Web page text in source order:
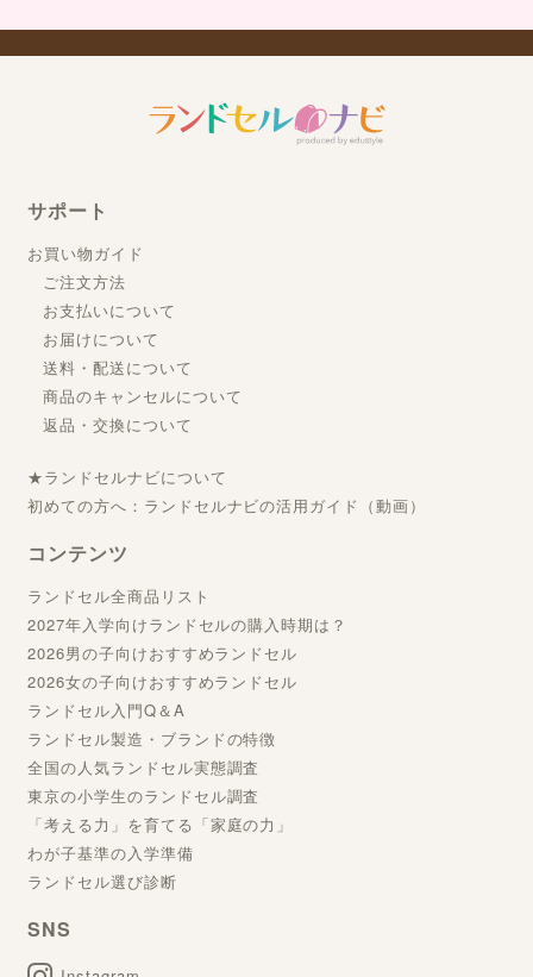
サポート
お買い物ガイド
ご注文方法
お支払いについて
お届けについて
送料・配送について
商品のキャンセルについて
返品・交換について
★ランドセルナビについて
初めての方へ：ランドセルナビの活用ガイド（動画）
コンテンツ
ランドセル全商品リスト
2027年入学向けランドセルの購入時期は？
2026男の子向けおすすめランドセル
2026女の子向けおすすめランドセル
ランドセル入門Q＆A
ランドセル製造・ブランドの特徴
全国の人気ランドセル実態調査
東京の小学生のランドセル調査
「考える力」を育てる「家庭の力」
わが子基準の入学準備
ランドセル選び診断
SNS